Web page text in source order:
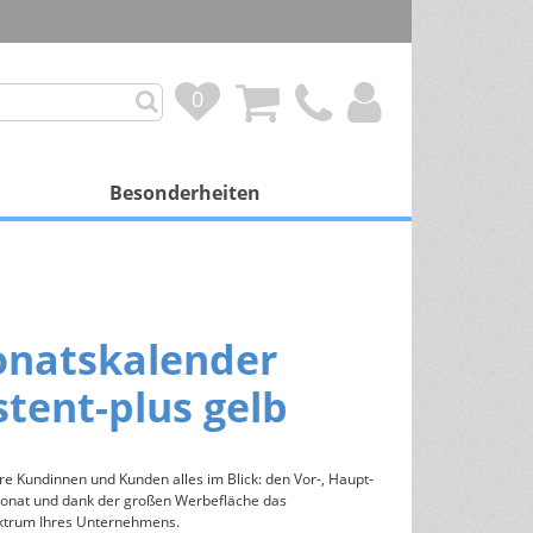
0
Besonderheiten
Duftkalender
Spendenprojekte
Schokoladenfüllung
plus gelb
Kundinnen und Kunden alles im Blick: den Vor-, Haupt-
und dank der großen Werbefläche das
Ihres Unternehmens.